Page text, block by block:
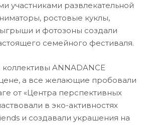
участниками развлекательной
ростовые куклы,
и фотозоны создали
семейного фестиваля.
ANNADANCE
а все желающие пробовали
от «Центра перспективных
в эко-активностях
и создавали украшения на